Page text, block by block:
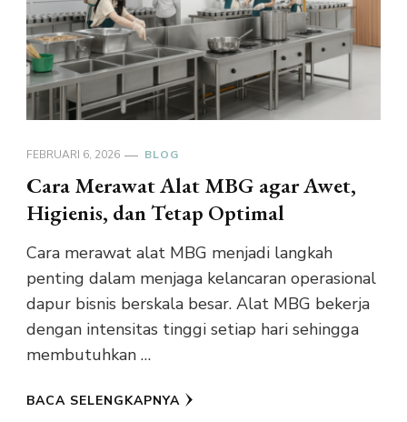
FEBRUARI 6, 2026 BLOG
Cara Merawat Alat MBG agar Awet,
Higienis, dan Tetap Optimal
Cara merawat alat MBG menjadi langkah
penting dalam menjaga kelancaran operasional
dapur bisnis berskala besar. Alat MBG bekerja
dengan intensitas tinggi setiap hari sehingga
membutuhkan …
BACA SELENGKAPNYA